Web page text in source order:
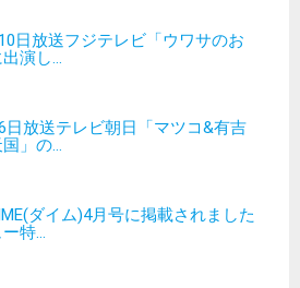
日放送フジテレビ「ウワサのお
演し...
日放送テレビ朝日「マツコ&有吉
」の...
ダイム)4月号に掲載されました
特...